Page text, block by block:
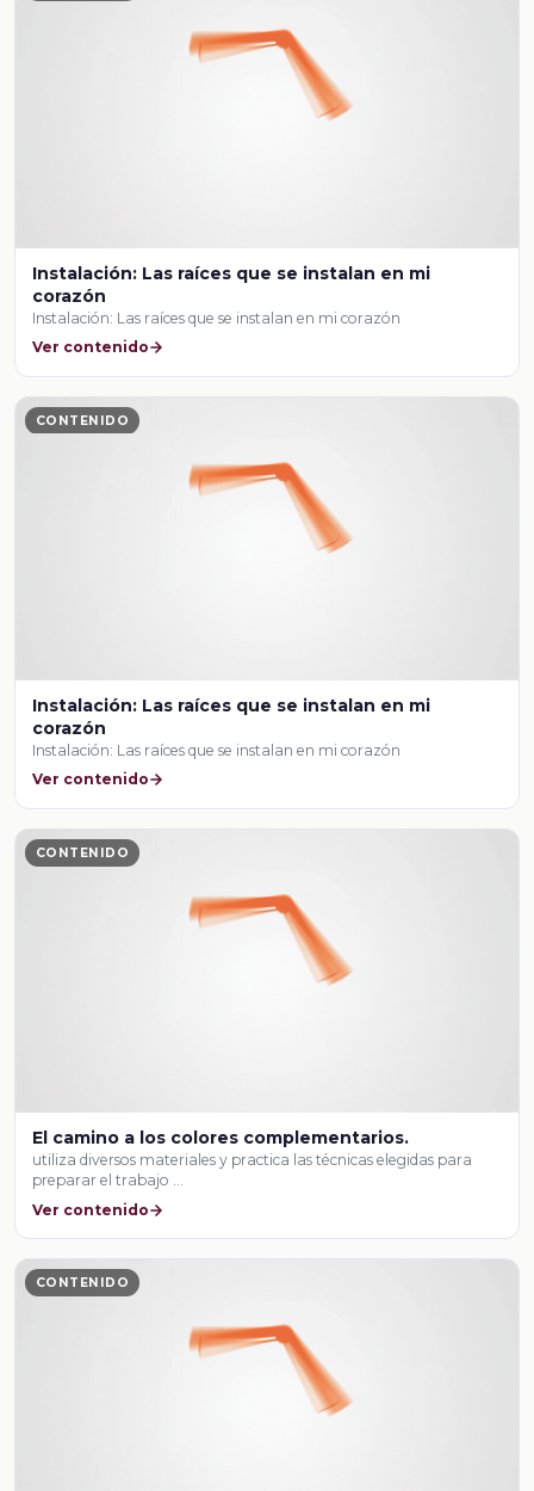
Instalación: Las raíces que se instalan en mi
corazón
Instalación: Las raíces que se instalan en mi corazón
Ver contenido
CONTENIDO
Instalación: Las raíces que se instalan en mi
corazón
Instalación: Las raíces que se instalan en mi corazón
Ver contenido
CONTENIDO
El camino a los colores complementarios.
utiliza diversos materiales y practica las técnicas elegidas para
preparar el trabajo …
Ver contenido
CONTENIDO